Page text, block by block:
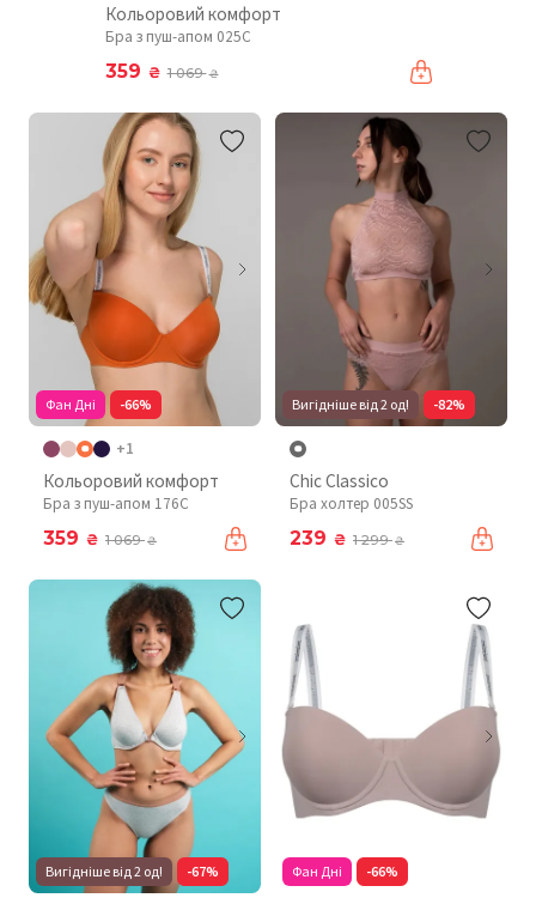
Кольоровий комфорт
Бра з пуш-апом 025C
359 ₴ 1 069₴
Фан Дні -66%
+1
Кольоровий комфорт
Бра з пуш-апом 176C
359 ₴ 1 069₴
Вигідніше від 2 од! -82%
Chic Classico
Бра холтер 005SS
239 ₴ 1 299₴
Вигідніше від 2 од! -67% Фан Дні -66%